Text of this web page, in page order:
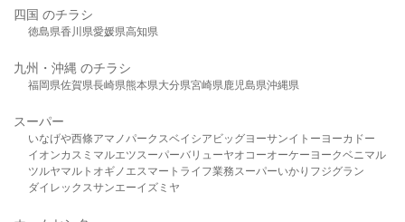
四国 のチラシ
徳島県香川県愛媛県高知県
九州・沖縄 のチラシ
福岡県佐賀県長崎県熊本県大分県宮崎県鹿児島県沖縄県
スーパー
いなげや西條アマノパークスベイシア ビッグヨーサンイトーヨーカドー
イオンカスミ マルエツスーパーバリューヤオコーオーケー ヨークベニマル
ツルヤマルト オギノ エスマート ライフ業務スーパーいかり フジグラン
ダイレックスサンエーイズミヤ